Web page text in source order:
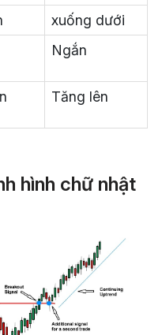
xuống dưới
Ngắn
Tăng lên
hình chữ nhật